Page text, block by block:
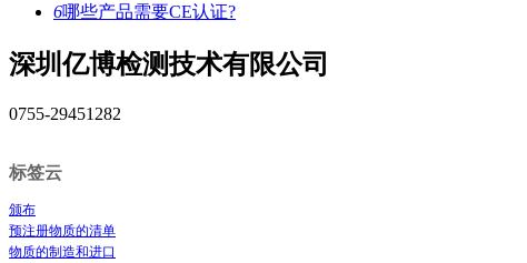
6哪些产品需要CE认证?
深圳亿博检测技术有限公司
0755-29451282
标签云
颁布
预注册物质的清单
物质的制造和进口